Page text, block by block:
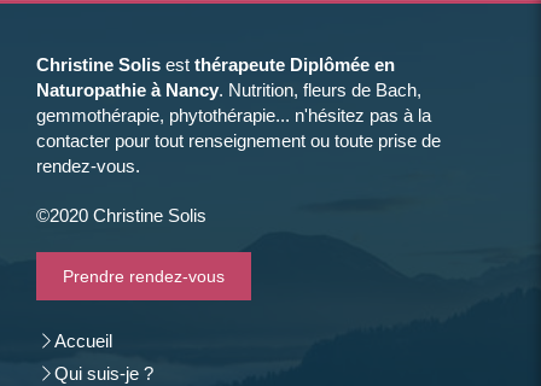
Christine Solis est thérapeute Diplômée en
Naturopathie à Nancy. Nutrition, fleurs de Bach,
gemmothérapie, phytothérapie... n'hésitez pas à la
contacter pour tout renseignement ou toute prise de
rendez-vous.
©2020 Christine Solis
Prendre rendez-vous
Accueil
Qui suis-je ?